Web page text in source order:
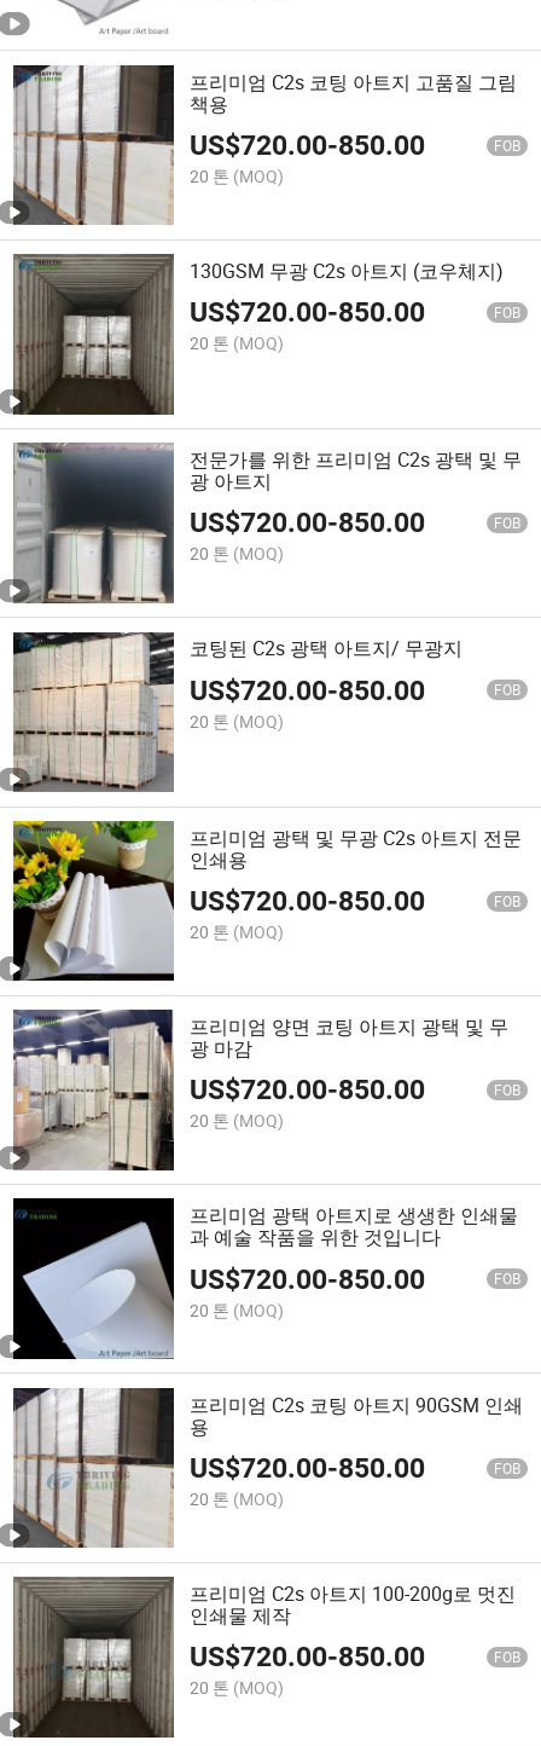
프리미엄 C2s 코팅 아트지 고품질 그림
책용
US$720.00-850.00 FOB
20 톤 (MOQ)
130GSM 무광 C2s 아트지 (코우체지)
US$720.00-850.00 FOB
20 톤 (MOQ)
전문가를 위한 프리미엄 C2s 광택 및 무
광 아트지
US$720.00-850.00 FOB
20 톤 (MOQ)
코팅된 C2s 광택 아트지/ 무광지
US$720.00-850.00 FOB
20 톤 (MOQ)
프리미엄 광택 및 무광 C2s 아트지 전문
인쇄용
US$720.00-850.00 FOB
20 톤 (MOQ)
프리미엄 양면 코팅 아트지 광택 및 무
광 마감
US$720.00-850.00 FOB
20 톤 (MOQ)
프리미엄 광택 아트지로 생생한 인쇄물
과 예술 작품을 위한 것입니다
US$720.00-850.00 FOB
20 톤 (MOQ)
프리미엄 C2s 코팅 아트지 90GSM 인쇄
용
US$720.00-850.00 FOB
20 톤 (MOQ)
프리미엄 C2s 아트지 100-200g로 멋진
인쇄물 제작
US$720.00-850.00 FOB
20 톤 (MOQ)